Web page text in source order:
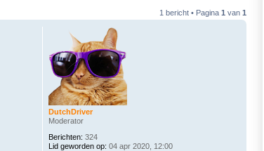
1 bericht • Pagina 1 van 1
DutchDriver
Moderator
Berichten: 324
Lid geworden op: 04 apr 2020, 12:00